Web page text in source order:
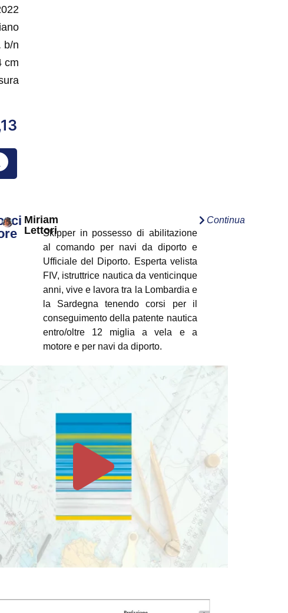
b/n
cm
Miriam
LettoriSkipper in possesso di abilitazione
al comando per navi da diporto e
Ufficiale del Diporto. Esperta velista
FIV, istruttrice nautica da venticinque
anni, vive e lavora tra la Lombardia e
la Sardegna tenendo corsi per il
conseguimento della patente nautica
entro/oltre 12 miglia a vela e a
motore e per navi da diporto.
https://linktr.ee/miriamlettori
Continua